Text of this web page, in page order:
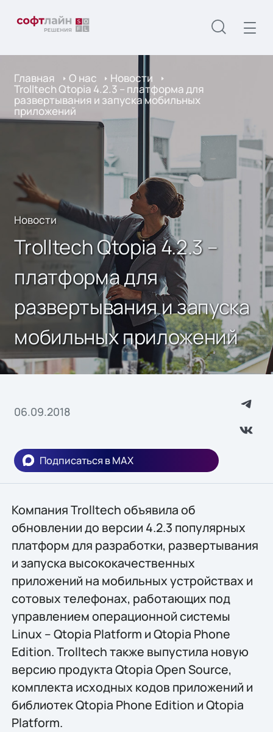
Главная О нас Новости
Trolltech Qtopia 4.2.3 – платформа для
развертывания и запуска мобильных
приложений
Новости
Trolltech Qtopia 4.2.3 –
платформа для
развертывания и запуска
мобильных приложений
06.09.2018
Подписаться в MAX
Компания Trolltech объявила об
обновлении до версии 4.2.3 популярных
платформ для разработки, развертывания
и запуска высококачественных
приложений на мобильных устройствах и
сотовых телефонах, работающих под
управлением операционной системы
Linux – Qtopia Platform и Qtopia Phone
Edition. Trolltech также выпустила новую
версию продукта Qtopia Open Source,
комплекта исходных кодов приложений и
библиотек Qtopia Phone Edition и Qtopia
Platform.